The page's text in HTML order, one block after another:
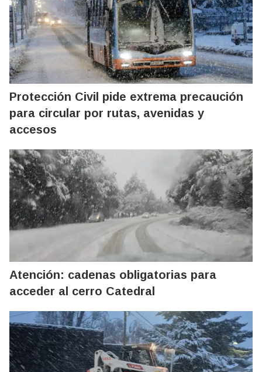
Protección Civil pide extrema precaución
para circular por rutas, avenidas y
accesos
Atención: cadenas obligatorias para
acceder al cerro Catedral